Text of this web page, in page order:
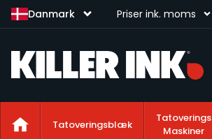
Danmark Priser ink. moms
Brug1450 kr.
Tatoveringsblæk
Tatoverings
Maskiner